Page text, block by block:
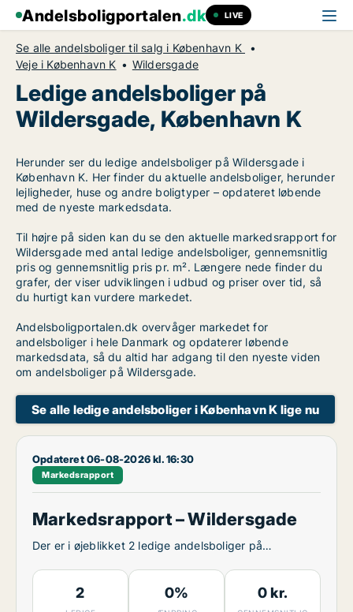
Andelsboligportalen.dk LIVE
Se alle andelsboliger til salg i København K
Veje i København K
Wildersgade
Ledige andelsboliger på
Wildersgade, København K
Herunder ser du ledige andelsboliger på Wildersgade i
København K. Her finder du aktuelle andelsboliger, herunder
lejligheder, huse og andre boligtyper – opdateret løbende
med de nyeste markedsdata.
Til højre på siden kan du se den aktuelle markedsrapport for
Wildersgade med antal ledige andelsboliger, gennemsnitlig
pris og gennemsnitlig pris pr. m². Længere nede finder du
grafer, der viser udviklingen i udbud og priser over tid, så
du hurtigt kan vurdere markedet.
Andelsboligportalen.dk overvåger markedet for
andelsboliger i hele Danmark og opdaterer løbende
markedsdata, så du altid har adgang til den nyeste viden
om andelsboliger på Wildersgade.
Se alle ledige andelsboliger i København K lige nu
Opdateret 06-08-2026 kl. 16:30
Markedsrapport
Markedsrapport – Wildersgade
Der er i øjeblikket 2 ledige andelsboliger på
2 0% 0 kr.